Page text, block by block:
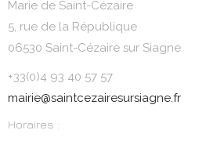
Marie de Saint-Cézaire
5, rue de la République
06530 Saint-Cézaire sur Siagne
+33(0)4 93 40 57 57
mairie@saintcezairesursiagne.fr
Horaires :